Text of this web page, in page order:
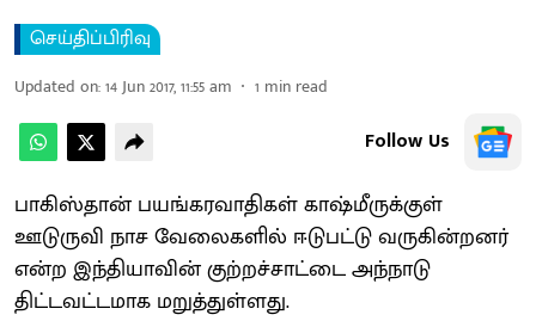
செய்திப்பிரிவு
Updated on:14 Jun 2017, 11:55 am 1 min read
Follow Us
பாகிஸ்தான் பயங்கரவாதிகள் காஷ்மீருக்குள்
ஊடுருவி நாச வேலைகளில் ஈடுபட்டு வருகின்றனர்
என்ற இந்தியாவின் குற்றச்சாட்டை அந்நாடு
திட்டவட்டமாக மறுத்துள்ளது.